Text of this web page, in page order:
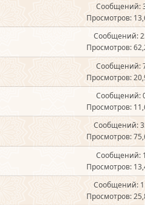
Сообщений:
Просмотров:
Сообщений:
Просмотров:
Сообщений:
Просмотров:
Сообщений:
Просмотров:
Сообщений:
Просмотров:
Сообщений: 1
Просмотров:
Сообщений:
Просмотров: